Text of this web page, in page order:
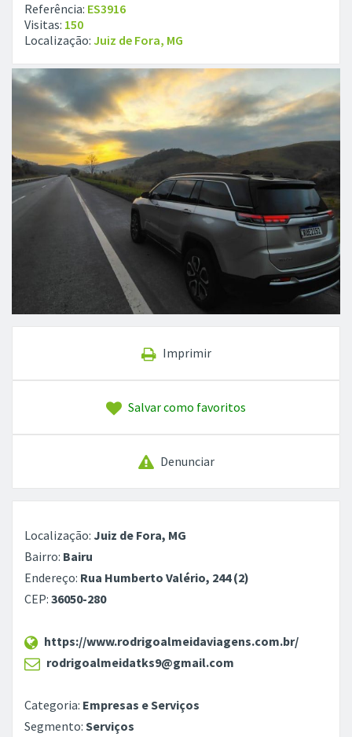
Referência: ES3916
Visitas: 150
Localização: Juiz de Fora, MG
Imprimir
Salvar como favoritos
Denunciar
Localização: Juiz de Fora, MG
Bairro: Bairu
Endereço: Rua Humberto Valério, 244 (2)
CEP: 36050-280
https://www.rodrigoalmeidaviagens.com.br/
rodrigoalmeidatks9@gmail.com
Categoria: Empresas e Serviços
Segmento: Serviços